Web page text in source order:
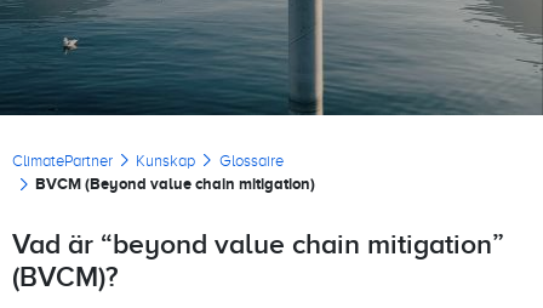
Länkstig
ClimatePartner Kunskap Glossaire
BVCM (Beyond value chain mitigation)
Vad är “beyond value chain mitigation”
(BVCM)?